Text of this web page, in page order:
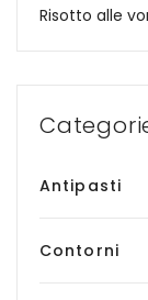
Risotto alle
Antipasti
Contorni